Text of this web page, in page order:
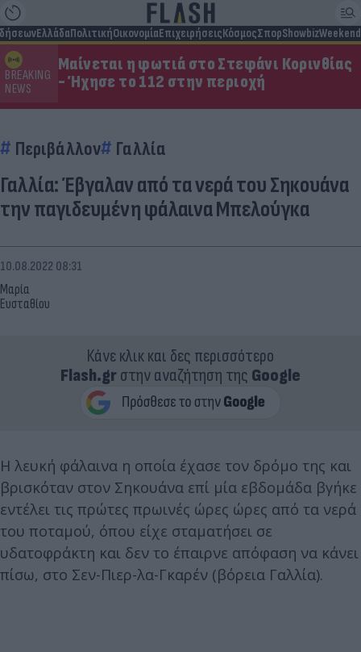
ΕλλάδαΠολιτικήΟικονομίαΕπιχειρήσειςΚόσμοςΣπορShowbizWeekend
BREAKING
NEWS
Μαίνεται η φωτιά στο Στεφάνι Κορινθίας
- Ήχησε το 112 στην περιοχή
Περιβάλλον Γαλλία
Γαλλία: Έβγαλαν από τα νερά του Σηκουάνα
την παγιδευμένη φάλαινα Μπελούγκα
Μαρία
Ευσταθίου
10.08.2022 08:31
Κάνε κλικ και δες περισσότερο
Flash.grστην αναζήτηση της Google
Η λευκή φάλαινα η οποία έχασε τον δρόμο της και
βρισκόταν στον Σηκουάνα επί μία εβδομάδα βγήκε
εντέλει τις πρώτες πρωινές ώρες ώρες από τα νερά
του ποταμού, όπου είχε σταματήσει σε
υδατοφράκτη και δεν το έπαιρνε απόφαση να κάνει
πίσω, στο Σεν-Πιερ-λα-Γκαρέν (βόρεια Γαλλία).